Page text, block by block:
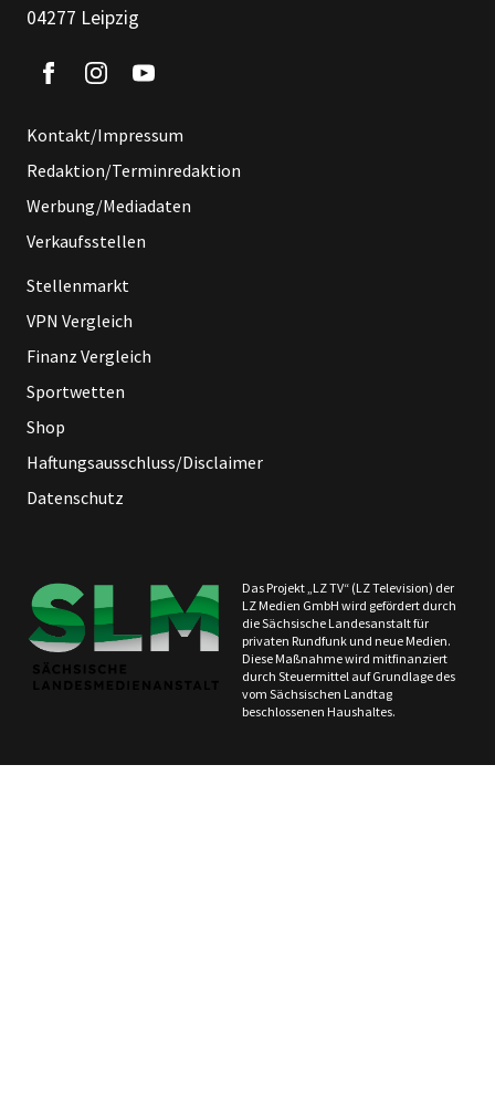
04277 Leipzig
Kontakt/Impressum
Redaktion/Terminredaktion
Werbung/Mediadaten
Verkaufsstellen
Stellenmarkt
VPN Vergleich
Finanz Vergleich
Sportwetten
Shop
Haftungsausschluss/Disclaimer
Datenschutz
Das Projekt „LZ TV“ (LZ Television) der
LZ Medien GmbH wird gefördert durch
die Sächsische Landesanstalt für
privaten Rundfunk und neue Medien.
Diese Maßnahme wird mitfinanziert
durch Steuermittel auf Grundlage des
vom Sächsischen Landtag
beschlossenen Haushaltes.